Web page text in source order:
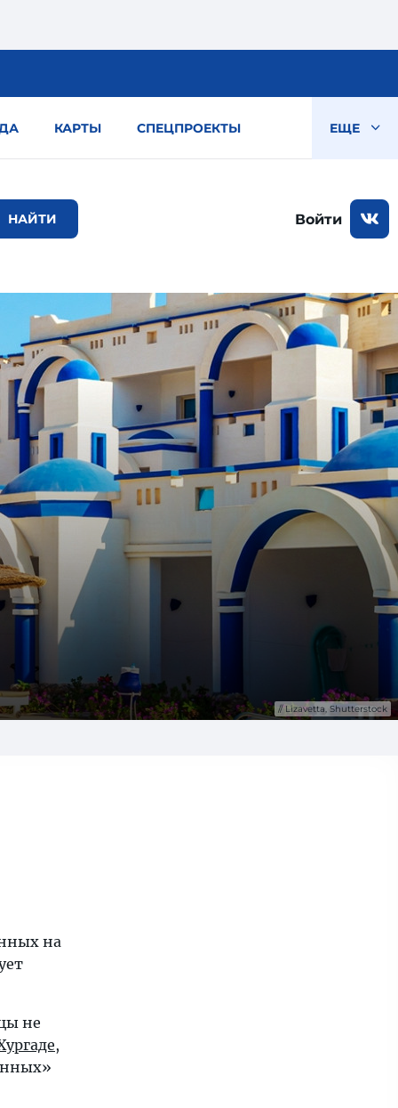
КАРТЫ СПЕЦПРОЕКТЫ ЕЩЕ
Войти
Lizavetta, Shutterstock
на
не
,